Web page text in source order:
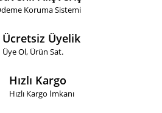
Koruma Sistemi
Ücretsiz Üyelik
Üye Ol, Ürün Sat.
Hızlı Kargo
Hızlı Kargo İmkanı